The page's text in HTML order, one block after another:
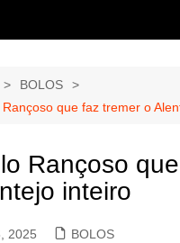
BOLOS
Rançoso que faz tremer o
Rançoso
inteiro
2025 BOLOS